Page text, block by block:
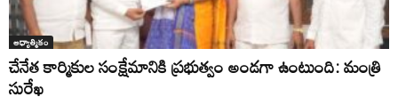
ఆధ్యాత్మికం
చేనేత కార్మికుల సంక్షేమానికి ప్రభుత్వం అండగా ఉంటుంది: మంత్రి
సురేఖ